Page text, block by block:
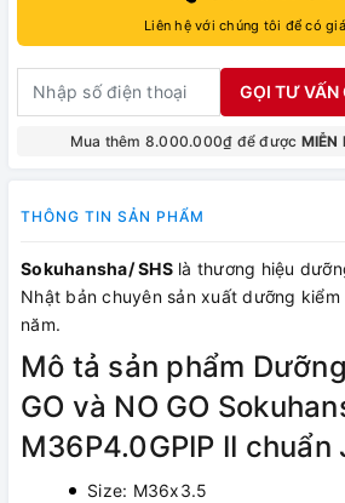
Liên hệ với chúng tôi để có
GỌI TƯ VẤN
Mua thêm 8.000.000₫ để được MIỄN
THÔNG TIN SẢN PHẨM
Sokuhansha/ SHSlà thương hiệu
Nhật bản chuyên sản xuất dưỡng
năm.
Mô tả sản phẩm
GO và NO GO
M36P4.0GPIP II chuẩn
Size: M36x3.5